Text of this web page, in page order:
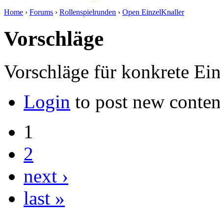
Home › Forums › Rollenspielrunden › Open EinzelKnaller
Vorschläge
Vorschläge für konkrete
Login to post new
1
2
next ›
last »